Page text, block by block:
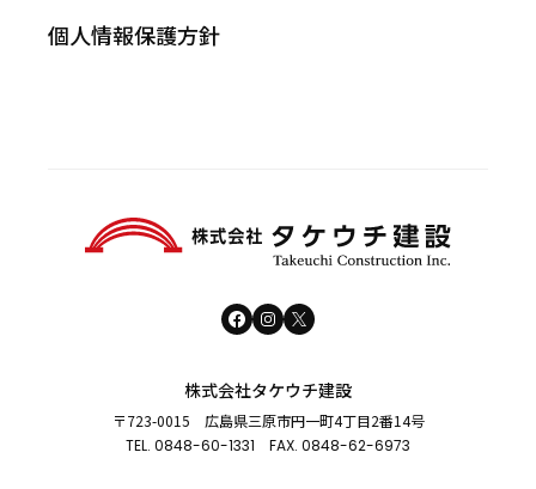
個人情報保護方針
株式会社タケウチ建設
〒723-0015 広島県三原市円一町4丁目2番14号
TEL. 0848-60-1331 FAX. 0848-62-6973